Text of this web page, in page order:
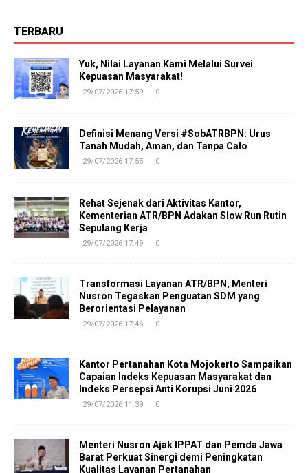
TERBARU
Yuk, Nilai Layanan Kami Melalui Survei
Kepuasan Masyarakat!
29/07/2026 17:59 0
Definisi Menang Versi #SobATRBPN: Urus
Tanah Mudah, Aman, dan Tanpa Calo
29/07/2026 17:55 0
Rehat Sejenak dari Aktivitas Kantor,
Kementerian ATR/BPN Adakan Slow Run Rutin
Sepulang Kerja
29/07/2026 17:49 0
Transformasi Layanan ATR/BPN, Menteri
Nusron Tegaskan Penguatan SDM yang
Berorientasi Pelayanan
29/07/2026 17:46 0
Kantor Pertanahan Kota Mojokerto Sampaikan
Capaian Indeks Kepuasan Masyarakat dan
Indeks Persepsi Anti Korupsi Juni 2026
29/07/2026 11:39 0
Menteri Nusron Ajak IPPAT dan Pemda Jawa
Barat Perkuat Sinergi demi Peningkatan
Kualitas Layanan Pertanahan